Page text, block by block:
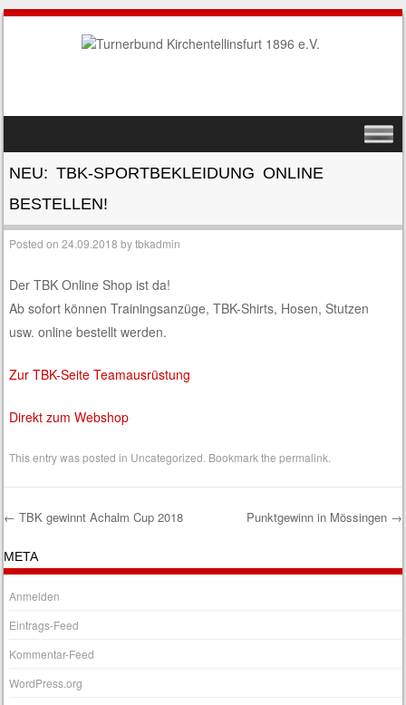
MENU
NEU: TBK-SPORTBEKLEIDUNG ONLINE
BESTELLEN!
Posted on24.09.2018 bytbkadmin
Der TBK Online Shop ist da!
Ab sofort können Trainingsanzüge, TBK-Shirts, Hosen, Stutzen
usw. online bestellt werden.
Zur TBK-Seite Teamausrüstung
Direkt zum Webshop
This entry was posted in Uncategorized . Bookmark thepermalink
Post navigation
← TBK gewinnt Achalm Cup 2018 Punktgewinn in Mössingen →
META
Anmelden
Eintrags-Feed
Kommentar-Feed
WordPress.org